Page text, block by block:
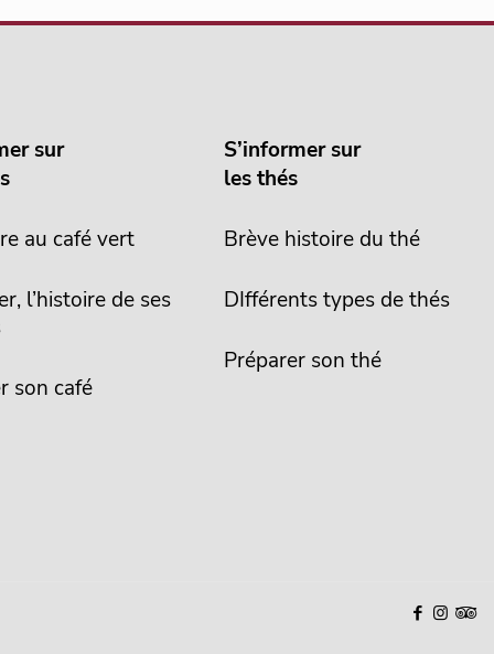
sur
au café vert
l’histoire de ses
son café
S’informer sur
les thés
Brève histoire du thé
DIfférents types de thés
Préparer son thé